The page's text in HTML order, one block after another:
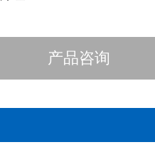
产品咨询